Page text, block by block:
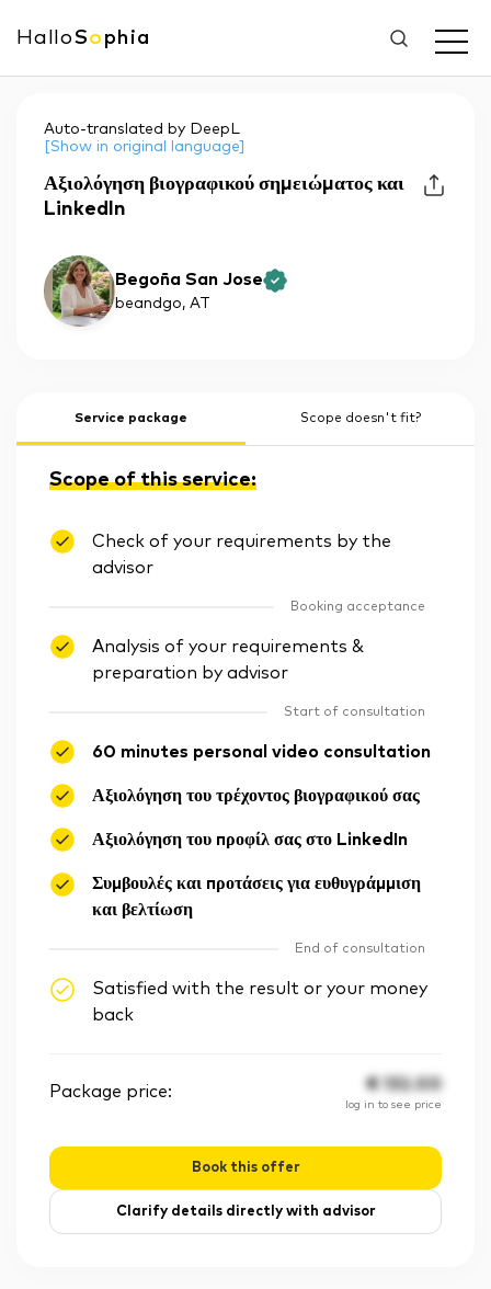
HalloSo phia
Auto-translated by DeepL
[Show in original language]
Αξιολόγηση βιογραφικού σημειώματος και
LinkedIn
Begoña San Jose
beandgo, AT
Service package Scope doesn't fit?
Scope of this service:
Check of your requirements by the
advisor
Booking acceptance
Analysis of your requirements &
preparation by advisor
Start of consultation
60 minutes personal video consultation
Αξιολόγηση του τρέχοντος βιογραφικού σας
Αξιολόγηση του προφίλ σας στο LinkedIn
Συμβουλές και προτάσεις για ευθυγράμμιση
και βελτίωση
End of consultation
Satisfied with the result or your money
back
Package price: € 132.00
log in to see price
Book this offer
Clarify details directly with advisor